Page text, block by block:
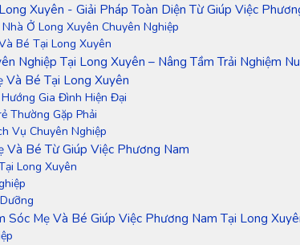
Xuyên - Giải Pháp Toàn Diện Từ Giúp Việc
Ở Long Xuyên Chuyên Nghiệp
Bé Tại Long Xuyên
Nghiệp Tại Long Xuyên – Nâng Tầm Trải Nghiệm
Và Bé Tại Long Xuyên
Gia Đình Hiện Đại
Thường Gặp Phải
Vụ Chuyên Nghiệp
Và Bé Từ Giúp Việc Phương Nam
Long Xuyên
Sóc Mẹ Và Bé Giúp Việc Phương Nam Tại Long